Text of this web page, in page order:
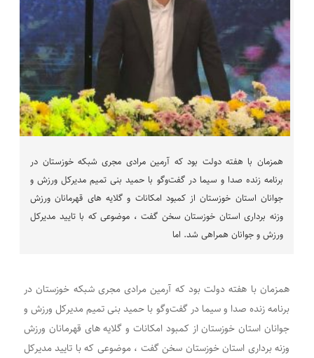
همزمان با هفته دولت بود که آرمین مرادی مجری شبکه خوزستان در
برنامه زنده صدا و سیما در گفت‌وگو با حمید بنی تمیم مدیرکل ورزش و
جوانان استان خوزستان از کمبود امکانات و گلایه های قهرمانان ورزش
وزنه برداری استان خوزستان سخن گفت ، موضوعی که با تایید مدیرکل
ورزش و جوانان همراهی شد. اما
همزمان با هفته دولت بود که آرمین مرادی مجری شبکه خوزستان در
برنامه زنده صدا و سیما در گفت‌وگو با حمید بنی تمیم مدیرکل ورزش و
جوانان استان خوزستان از کمبود امکانات و گلایه های قهرمانان ورزش
وزنه برداری استان خوزستان سخن گفت ، موضوعی که با تایید مدیرکل